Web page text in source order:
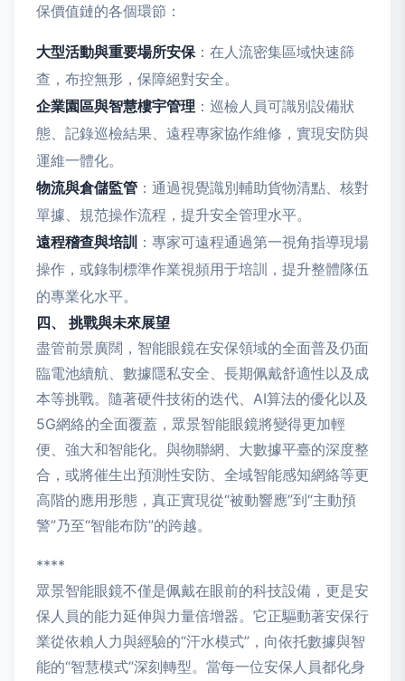
保價值鏈的各個環節：
大型活動與重要場所安保 ：在人流密集區域快速篩
查，布控無形，保障絕對安全。
企業園區與智慧樓宇管理 ：巡檢人員可識別設備狀
態、記錄巡檢結果、遠程專家協作維修，實現安防與
運維一體化。
物流與倉儲監管 ：通過視覺識別輔助貨物清點、核對
單據、規范操作流程，提升安全管理水平。
遠程稽查與培訓 ：專家可遠程通過第一視角指導現場
操作，或錄制標準作業視頻用于培訓，提升整體隊伍
的專業化水平。
四、 挑戰與未來展望
盡管前景廣闊，智能眼鏡在安保領域的全面普及仍面
臨電池續航、數據隱私安全、長期佩戴舒適性以及成
本等挑戰。隨著硬件技術的迭代、AI算法的優化以及
5G網絡的全面覆蓋，眾景智能眼鏡將變得更加輕
便、強大和智能化。與物聯網、大數據平臺的深度整
合，或將催生出預測性安防、全域智能感知網絡等更
高階的應用形態，真正實現從“被動響應”到“主動預
警”乃至“智能布防”的跨越。
****
眾景智能眼鏡不僅是佩戴在眼前的科技設備，更是安
保人員的能力延伸與力量倍增器。它正驅動著安保行
業從依賴人力與經驗的“汗水模式”，向依托數據與智
能的“智慧模式”深刻轉型。當每一位安保人員都化身